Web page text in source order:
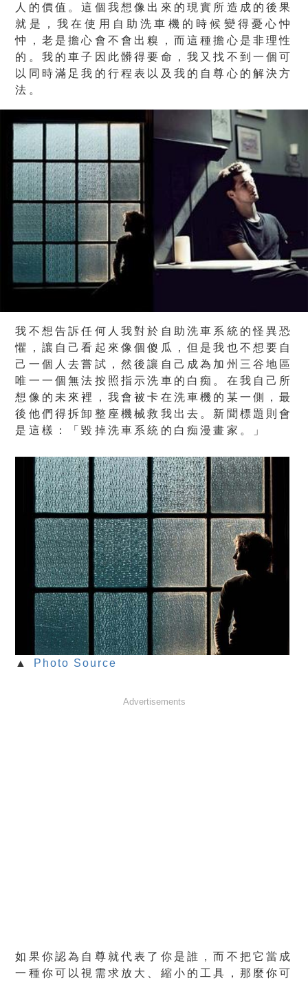
人的價值。這個我想像出來的現實所造成的後果
就是，我在使用自助洗車機的時候變得憂心忡
忡，老是擔心會不會出糗，而這種擔心是非理性
的。我的車子因此髒得要命，我又找不到一個可
以同時滿足我的行程表以及我的自尊心的解決方
法。
我不想告訴任何人我對於自助洗車系統的怪異恐
懼，讓自己看起來像個傻瓜，但是我也不想要自
己一個人去嘗試，然後讓自己成為加州三谷地區
唯一一個無法按照指示洗車的白痴。在我自己所
想像的未來裡，我會被卡在洗車機的某一側，最
後他們得拆卸整座機械救我出去。新聞標題則會
是這樣：「毀掉洗車系統的白痴漫畫家。」
▲ Photo Source
Advertisements
如果你認為自尊就代表了你是誰，而不把它當成
一種你可以視需求放大、縮小的工具，那麼你可